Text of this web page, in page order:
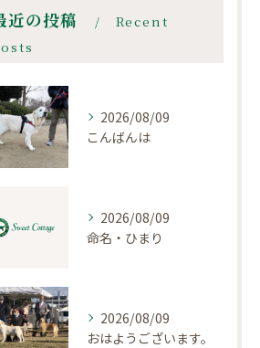
近の投稿
Recent
2026/08/09
こんばんは
2026/08/09
命名・ひまり
2026/08/09
おはようございます。